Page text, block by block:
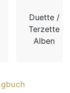
Duette /
Terzette
Alben